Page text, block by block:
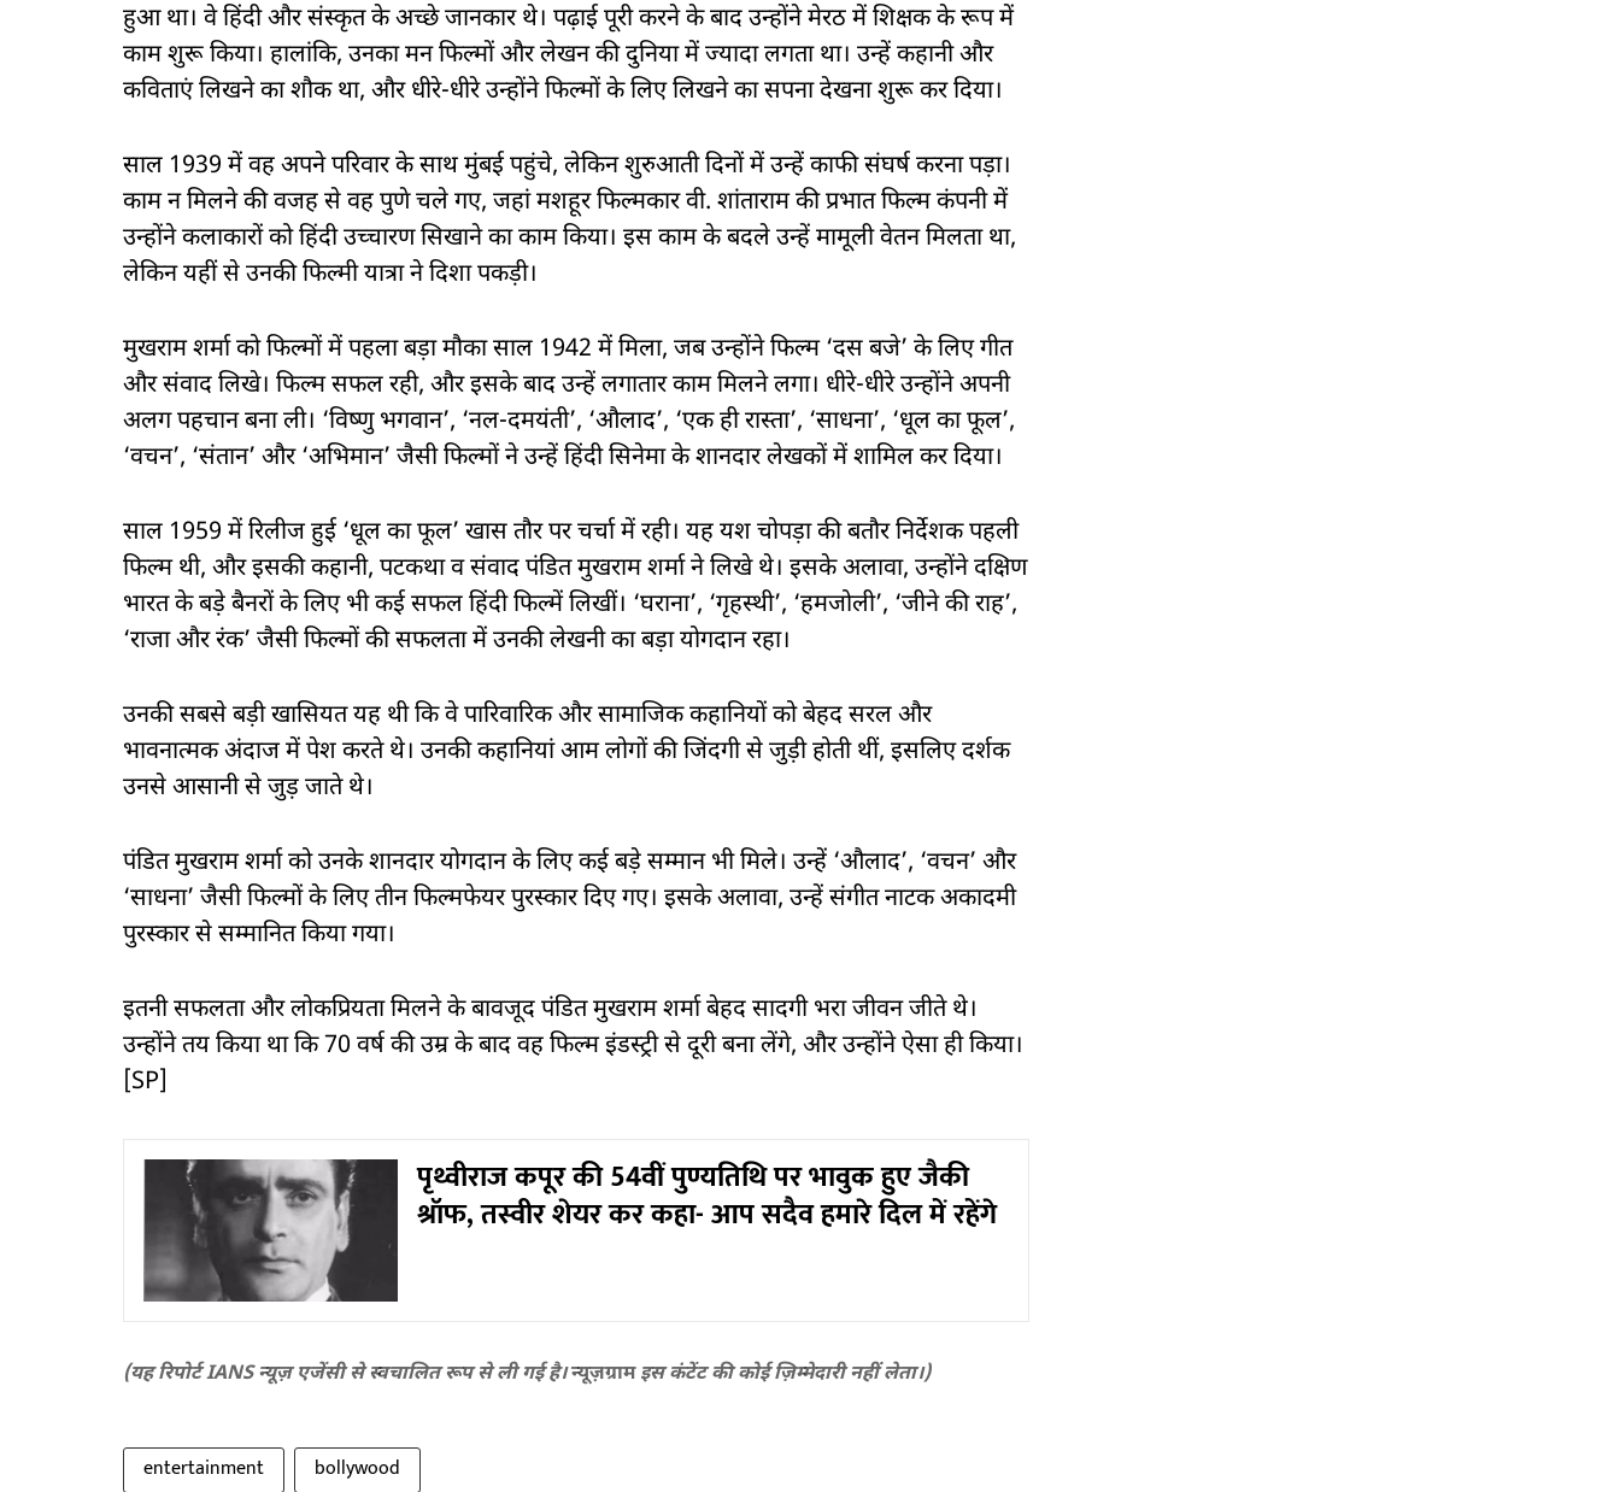
हुआ था। वे हिंदी और संस्कृत के अच्छे जानकार थे। पढ़ाई पूरी करने के बाद उन्होंने मेरठ में शिक्षक के रूप में
काम शुरू किया। हालांकि, उनका मन फिल्मों और लेखन की दुनिया में ज्यादा लगता था। उन्हें कहानी और
कविताएं लिखने का शौक था, और धीरे-धीरे उन्होंने फिल्मों के लिए लिखने का सपना देखना शुरू कर दिया।
साल 1939 में वह अपने परिवार के साथ मुंबई पहुंचे, लेकिन शुरुआती दिनों में उन्हें काफी संघर्ष करना पड़ा।
काम न मिलने की वजह से वह पुणे चले गए, जहां मशहूर फिल्मकार वी. शांताराम की प्रभात फिल्म कंपनी में
उन्होंने कलाकारों को हिंदी उच्चारण सिखाने का काम किया। इस काम के बदले उन्हें मामूली वेतन मिलता था,
लेकिन यहीं से उनकी फिल्मी यात्रा ने दिशा पकड़ी।
मुखराम शर्मा को फिल्मों में पहला बड़ा मौका साल 1942 में मिला, जब उन्होंने फिल्म ‘दस बजे’ के लिए गीत
और संवाद लिखे। फिल्म सफल रही, और इसके बाद उन्हें लगातार काम मिलने लगा। धीरे-धीरे उन्होंने अपनी
अलग पहचान बना ली। ‘विष्णु भगवान’, ‘नल-दमयंती’, ‘औलाद’, ‘एक ही रास्ता’, ‘साधना’, ‘धूल का फूल’,
‘वचन’, ‘संतान’ और ‘अभिमान’ जैसी फिल्मों ने उन्हें हिंदी सिनेमा के शानदार लेखकों में शामिल कर दिया।
साल 1959 में रिलीज हुई ‘धूल का फूल’ खास तौर पर चर्चा में रही। यह यश चोपड़ा की बतौर निर्देशक पहली
फिल्म थी, और इसकी कहानी, पटकथा व संवाद पंडित मुखराम शर्मा ने लिखे थे। इसके अलावा, उन्होंने दक्षिण
भारत के बड़े बैनरों के लिए भी कई सफल हिंदी फिल्में लिखीं। ‘घराना’, ‘गृहस्थी’, ‘हमजोली’, ‘जीने की राह’,
‘राजा और रंक’ जैसी फिल्मों की सफलता में उनकी लेखनी का बड़ा योगदान रहा।
उनकी सबसे बड़ी खासियत यह थी कि वे पारिवारिक और सामाजिक कहानियों को बेहद सरल और
भावनात्मक अंदाज में पेश करते थे। उनकी कहानियां आम लोगों की जिंदगी से जुड़ी होती थीं, इसलिए दर्शक
उनसे आसानी से जुड़ जाते थे।
पंडित मुखराम शर्मा को उनके शानदार योगदान के लिए कई बड़े सम्मान भी मिले। उन्हें ‘औलाद’, ‘वचन’ और
‘साधना’ जैसी फिल्मों के लिए तीन फिल्मफेयर पुरस्कार दिए गए। इसके अलावा, उन्हें संगीत नाटक अकादमी
पुरस्कार से सम्मानित किया गया।
इतनी सफलता और लोकप्रियता मिलने के बावजूद पंडित मुखराम शर्मा बेहद सादगी भरा जीवन जीते थे।
उन्होंने तय किया था कि 70 वर्ष की उम्र के बाद वह फिल्म इंडस्ट्री से दूरी बना लेंगे, और उन्होंने ऐसा ही किया।
[SP]
पृथ्वीराज कपूर की 54वीं पुण्यतिथि पर भावुक हुए जैकी
श्रॉफ, तस्वीर शेयर कर कहा- आप सदैव हमारे दिल में रहेंगे
(यह रिपोर्ट IANS न्यूज़ एजेंसी से स्वचालित रूप से ली गई है।न्यूज़ग्रामइस कंटेंट की कोई ज़िम्मेदारी नहीं लेता।)
entertainment bollywood